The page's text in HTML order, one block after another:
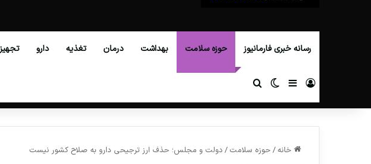
رسانه خبری فارمانیوز حوزه سلامت بهداشت درمان تغذیه دارو
ورود سایدبارتغییر پوسته
خانه / حوزه سلامت / دولت و مجلس؛ حذف ارز ترجیحی دارو به صلاح کشور نیست